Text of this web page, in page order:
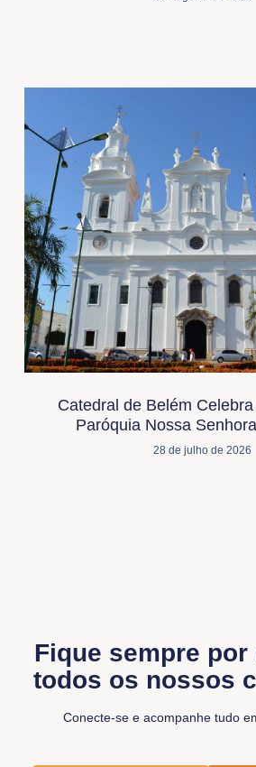
Catedral de Belém
Paróquia Nossa
28 de julho de 2026
Fique sempre por
todos os nossos
Conecte-se e acompanhe tudo